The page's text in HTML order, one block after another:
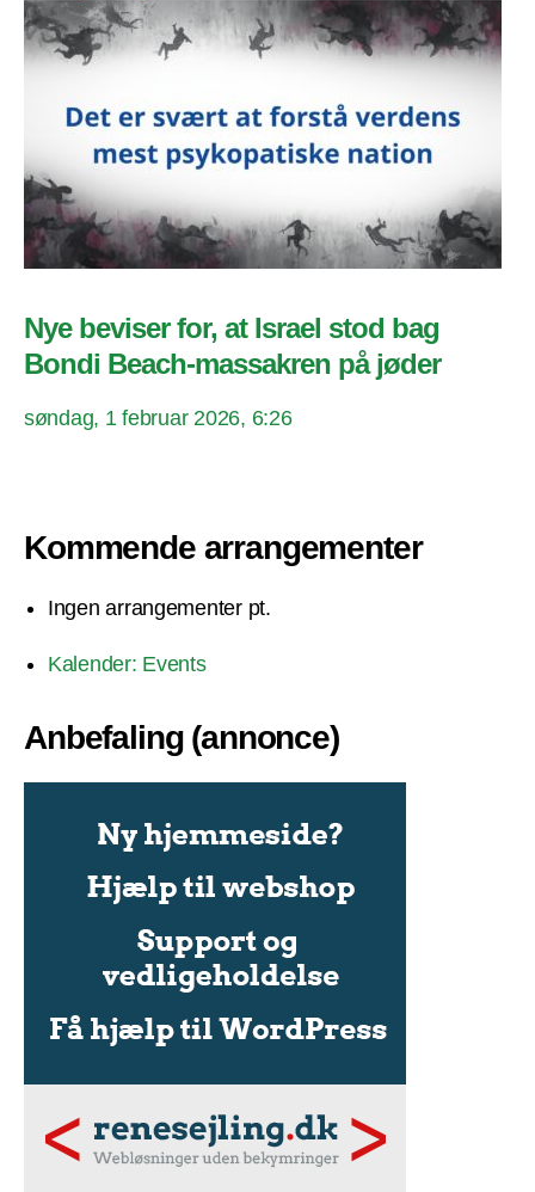
Nye beviser for, at Israel stod bag
Bondi Beach-massakren på jøder
søndag, 1 februar 2026, 6:26
Kommende arrangementer
Ingen arrangementer pt.
Kalender: Events
Anbefaling (annonce)